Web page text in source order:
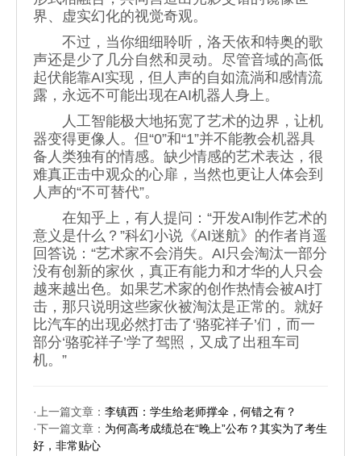
界、虚实幻化的视觉奇观。
不过，当你细细聆听，洛天依和特奥的歌
声还是少了几分自然和灵动。尽管音域的高低
起伏能靠AI实现，但人声的自如流淌和感情流
露，永远不可能出现在AI机器人身上。
人工智能极大地拓宽了艺术的边界，让机
器变得更像人。但“0”和“1”并不能教会机器具
备人类独有的情感。缺少情感的艺术表达，很
难真正击中观众的心扉，当然也更让人体会到
人声的“不可替代”。
在知乎上，有人提问：“开发AI制作艺术的
意义是什么？”科幻小说《AI迷航》的作者肖遥
回答说：“艺术家不会消失。AI只会淘汰一部分
没有创新的家伙，真正有能力和才华的人只会
越来越出色。如果艺术家的创作热情会被AI打
击，那只说明这些家伙被淘汰是正常的。就好
比汽车的出现必然打击了‘骆驼祥子’们，而一
部分‘骆驼祥子’学了驾照，又成了出租车司
机。”
·上一篇文章： 李镇西：学生给老师撑伞，何错之有？
·下一篇文章： 为何高考成绩总在“晚上”公布？其实为了考生
好，非常贴心